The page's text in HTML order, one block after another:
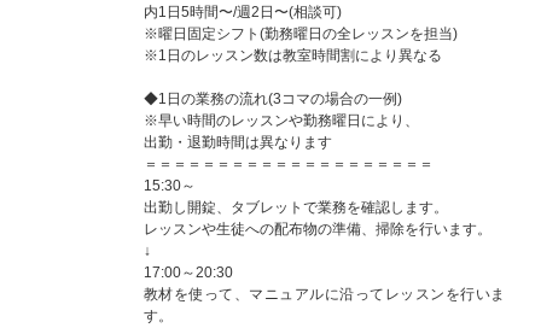
内1日5時間〜/週2日〜(相談可)
※曜日固定シフト(勤務曜日の全レッスンを担当)
※1日のレッスン数は教室時間割により異なる
◆1日の業務の流れ(3コマの場合の一例)
※早い時間のレッスンや勤務曜日により、
出勤・退勤時間は異なります
＝＝＝＝＝＝＝＝＝＝＝＝＝＝＝＝＝＝＝＝
15:30～
出勤し開錠、タブレットで業務を確認します。
レッスンや生徒への配布物の準備、掃除を行います。
↓
17:00～20:30
教材を使って、マニュアルに沿ってレッスンを行いま
す。